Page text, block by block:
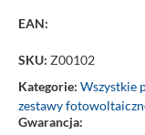
EAN:
SKU: Z00102
Kategorie: Wszystkie
zestawy
Gwarancja: